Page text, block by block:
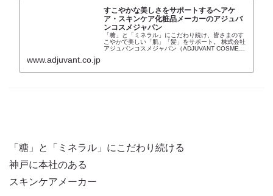
すこやかな美しさをサポートするヘアケ
ア・スキンケア化粧品メーカーのアジュバ
ンコスメジャパン
「糖」と「ミネラル」にこだわり続け、皆さまのす
こやかで美しい「肌」「髪」をサポート。 株式会社
アジュバンコスメジャパン（ADJUVANT COSME
www.adjuvant.co.jp
「糖」と「ミネラル」にこだわり続ける
神戸に本社のある
スキンケアメーカー